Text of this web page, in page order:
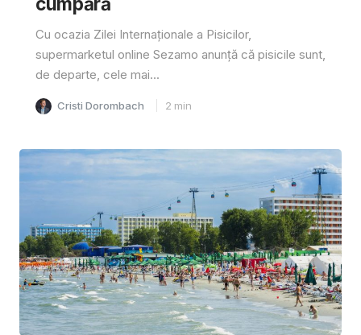
Cu ocazia Zilei Internaționale a Pisicilor,
supermarketul online Sezamo anunță că pisicile sunt,
de departe, cele mai...
Cristi Dorombach 2 min